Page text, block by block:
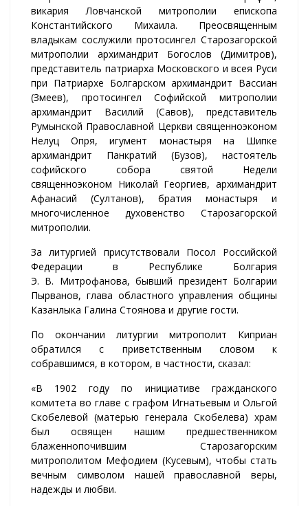
викария Ловчанской митрополии епископа
Константийского Михаила. Преосвященным
владыкам сослужили протосингел Старозагорской
митрополии архимандрит Богослов (Димитров),
представитель патриарха Московского и всея Руси
при Патриархе Болгарском архимандрит Вассиан
(Змеев), протосингел Софийской митрополии
архимандрит Василий (Савов), представитель
Румынской Православной Церкви священноэконом
Нелуц Опря, игумент монастыря на Шипке
архимандрит Панкратий (Бузов), настоятель
софийского собора святой Недели
священноэконом Николай Георгиев, архимандрит
Афанасий (Султанов), братия монастыря и
многочисленное духовенство Старозагорской
митрополии.
За литургией присутствовали Посол Российской
Федерации в Республике Болгария
Э. В. Митрофанова, бывший президент Болгарии
Пырванов, глава областного управления общины
Казанлыка Галина Стоянова и другие гости.
По окончании литургии митрополит Киприан
обратился с приветственным словом к
собравшимся, в котором, в частности, сказал:
«В 1902 году по инициативе гражданского
комитета во главе с графом Игнатьевым и Ольгой
Скобелевой (матерью генерала Скобелева) храм
был освящен нашим предшественником
блаженнопочившим Старозагорским
митрополитом Мефодием (Кусевым), чтобы стать
вечным символом нашей православной веры,
надежды и любви.